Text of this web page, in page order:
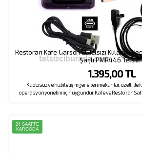
Restoran Kafe Garson El Telsizi Kulaklık
Şarjlı PMR446 Telsiz
1.395,00 TL
Kablosuz ve hızlı iletişim gereken mekanlar,
operasyon yönetimi için uygundur. Kafe ve Restoran
24 SAATTE
KARGODA